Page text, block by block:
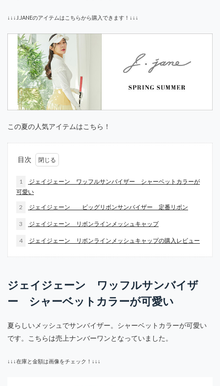
↓↓↓J.JANEのアイテムはこちらから購入できます！↓↓↓
この夏の人気アイテムはこちら！
目次
1
ジェイジェーン ワッフルサンバイザー シャーベットカラーが
可愛い
2 ジェイジェーン ビッグリボンサンバイザー 定番リボン
3 ジェイジェーン リボンラインメッシュキャップ
4 ジェイジェーン リボンラインメッシュキャップの購入レビュー
ジェイジェーン ワッフルサンバイザ
ー シャーベットカラーが可愛い
夏らしいメッシュでサンバイザー。シャーベットカラーが可愛い
です。こちらは売上ナンバーワンとなっていました。
↓↓↓在庫と金額は画像をチェック！↓↓↓